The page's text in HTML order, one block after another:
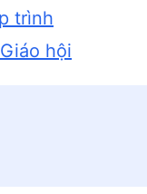
trình
hội